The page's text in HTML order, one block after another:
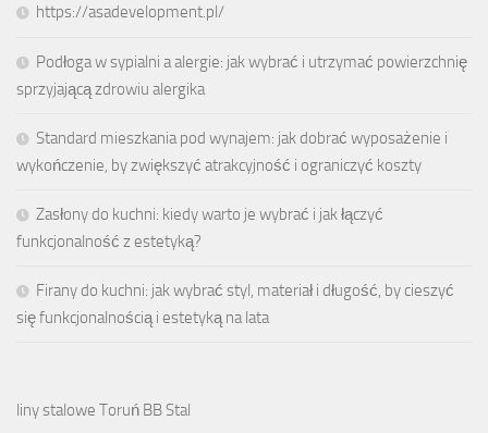
https://asadevelopment.pl/
Podłoga w sypialni a alergie: jak wybrać i utrzymać powierzchnię
sprzyjającą zdrowiu alergika
Standard mieszkania pod wynajem: jak dobrać wyposażenie i
wykończenie, by zwiększyć atrakcyjność i ograniczyć koszty
Zasłony do kuchni: kiedy warto je wybrać i jak łączyć
funkcjonalność z estetyką?
Firany do kuchni: jak wybrać styl, materiał i długość, by cieszyć
się funkcjonalnością i estetyką na lata
liny stalowe Toruń BB Stal